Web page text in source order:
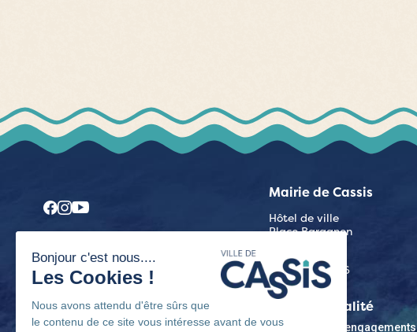
Mairie de Cassis
Hôtel de ville
Place Baragnon
04 42 18 36 36
Découvrir Cassis
Démarches administratives
Municipalité
Projets et engagements